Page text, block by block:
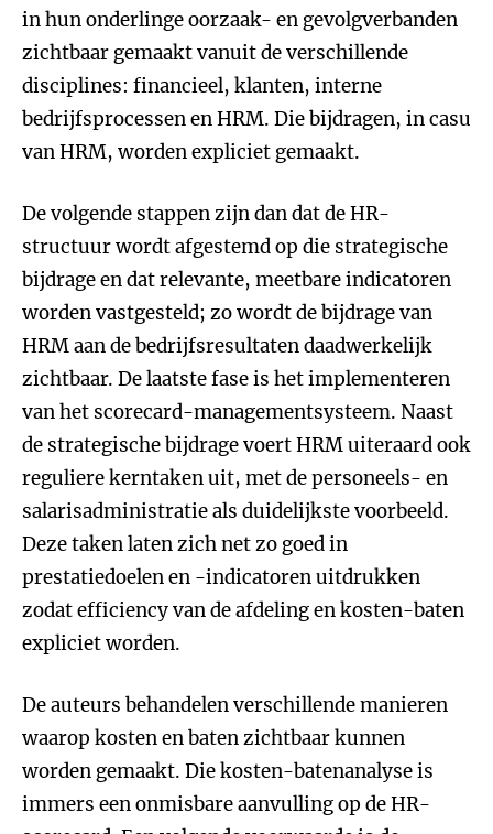
in hun onderlinge oorzaak- en gevolgverbanden
zichtbaar gemaakt vanuit de verschillende
disciplines: financieel, klanten, interne
bedrijfsprocessen en HRM. Die bijdragen, in casu
van HRM, worden expliciet gemaakt.
De volgende stappen zijn dan dat de HR-
structuur wordt afgestemd op die strategische
bijdrage en dat relevante, meetbare indicatoren
worden vastgesteld; zo wordt de bijdrage van
HRM aan de bedrijfsresultaten daadwerkelijk
zichtbaar. De laatste fase is het implementeren
van het scorecard-managementsysteem. Naast
de strategische bijdrage voert HRM uiteraard ook
reguliere kerntaken uit, met de personeels- en
salarisadministratie als duidelijkste voorbeeld.
Deze taken laten zich net zo goed in
prestatiedoelen en -indicatoren uitdrukken
zodat efficiency van de afdeling en kosten-baten
expliciet worden.
De auteurs behandelen verschillende manieren
waarop kosten en baten zichtbaar kunnen
worden gemaakt. Die kosten-batenanalyse is
immers een onmisbare aanvulling op de HR-